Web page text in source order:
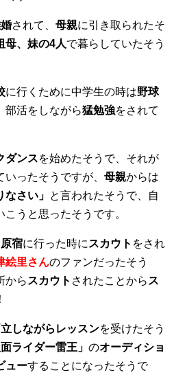
されて、 母親に引き取られたそ
母、妹の4人で暮らしていたそう
に行くために中学生の時は野球
部活をしながら猛勉強をされて
ダンスを始めたそうで、それが
ったそうですが、 母親からは
なさい」 と言われたそうで、自
うと思ったそうです。
原宿に行った時に スカウト をされ
絵里さんのファンだったそう
から スカウト されたことから ス
しながらレッスンを受けたそう
面ライダー雷王」 のオーディショ
ューすることになったそうで